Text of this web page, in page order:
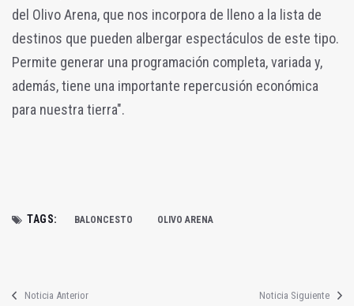
del Olivo Arena, que nos incorpora de lleno a la lista de
destinos que pueden albergar espectáculos de este tipo.
Permite generar una programación completa, variada y,
además, tiene una importante repercusión económica
para nuestra tierra".
TAGS: BALONCESTO OLIVO ARENA
Noticia Anterior Noticia Siguiente